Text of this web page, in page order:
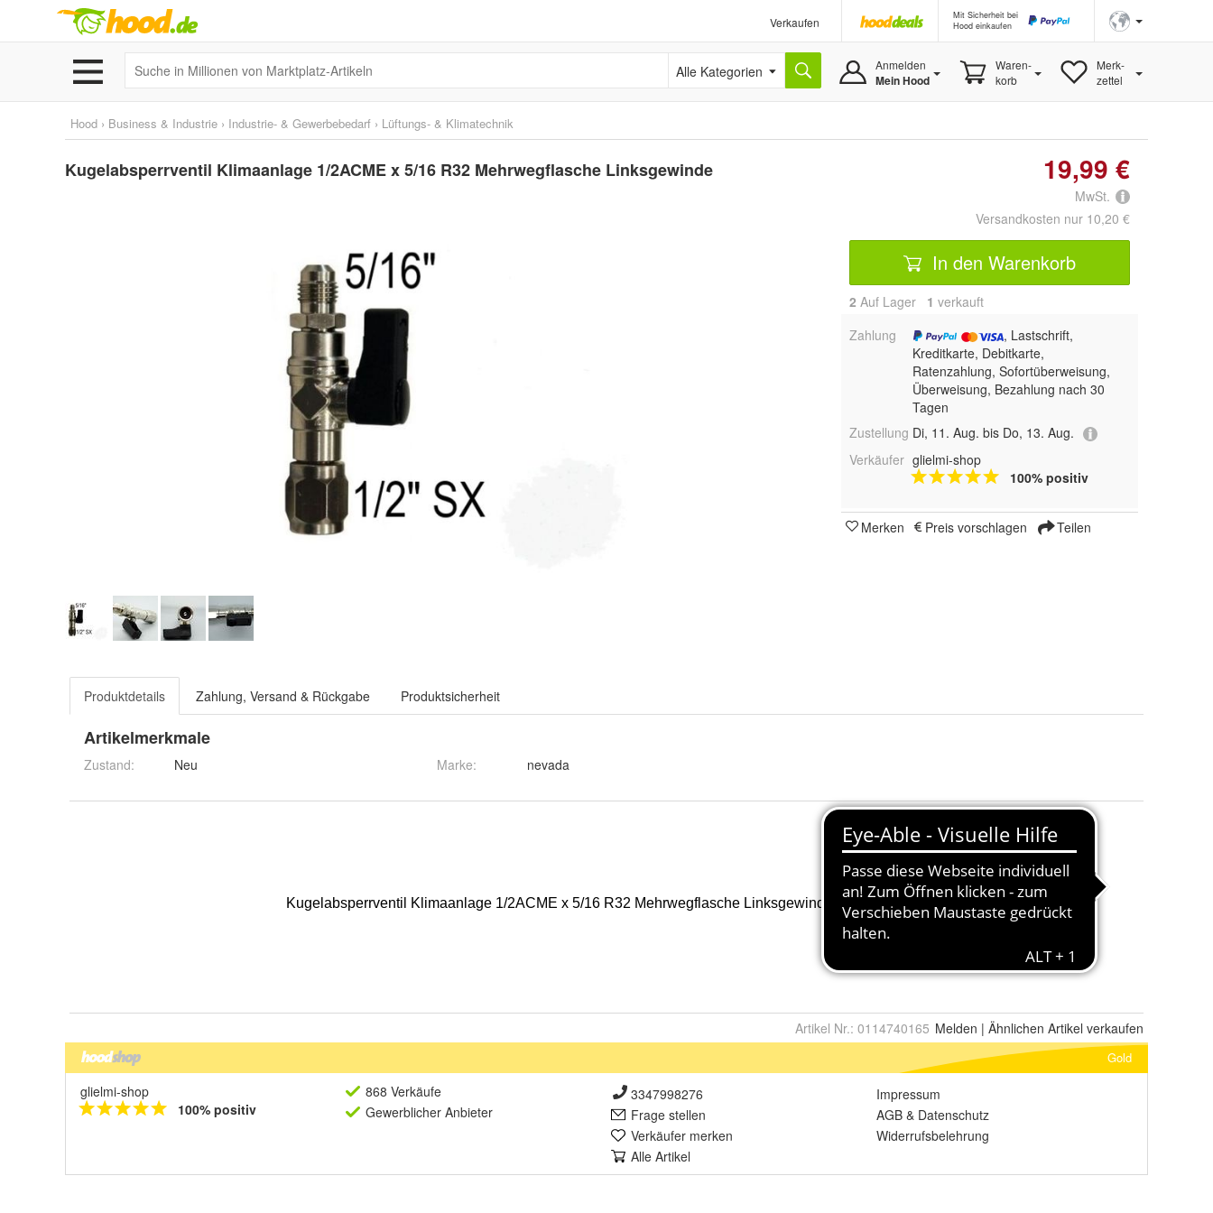
Verkaufen
Mit Sicherheit bei
Hood einkaufen
Alle Kategorien Anmelden
Mein Hood
Waren-
korb
Merk-
zettel
Hood › Business & Industrie › Industrie- & Gewerbebedarf › Lüftungs- & Klimatechnik
Kugelabsperrventil Klimaanlage 1/2ACME x 5/16 R32 Mehrwegflasche Linksgewinde 19,99 €
MwSt.
Versandkosten nur 10,20 €
In den Warenkorb
2 Auf Lager 1 verkauft
Zahlung
, Lastschrift,
Kreditkarte, Debitkarte,
Ratenzahlung, Sofortüberweisung,
Überweisung, Bezahlung nach 30
Tagen
Zustellung Di, 11. Aug. bis Do, 13. Aug.
Verkäufer glielmi-shop
100% positiv
Merken Preis vorschlagen Teilen
Produktdetails Zahlung, Versand & Rückgabe Produktsicherheit
Artikelmerkmale
Zustand: Neu Marke: nevada
Artikel Nr.: 0114740165 Melden | Ähnlichen Artikel verkaufen
Gold
glielmi-shop
100% positiv
868 Verkäufe
Gewerblicher Anbieter
3347998276
Frage stellen
Verkäufer merken
Alle Artikel
Impressum
AGB & Datenschutz
Widerrufsbelehrung